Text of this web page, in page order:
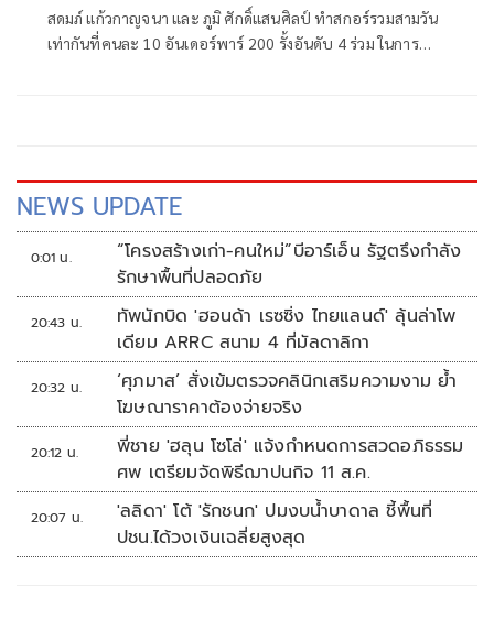
สดมภ์ แก้วกาญจนา และ ภูมิ ศักดิ์แสนศิลป์ ทำสกอร์รวมสามวัน
เท่ากันที่คนละ 10 อันเดอร์พาร์ 200 รั้งอันดับ 4 ร่วม ในการ
NEWS UPDATE
0:01 น.
“โครงสร้างเก่า-คนใหม่”บีอาร์เอ็น รัฐตรึงกำลัง
รักษาพื้นที่ปลอดภัย
20:43 น.
ทัพนักบิด 'ฮอนด้า เรซซิ่ง ไทยแลนด์' ลุ้นล่าโพ
เดียม ARRC สนาม 4 ที่มัลดาลิกา
20:32 น.
‘ศุภมาส’ สั่งเข้มตรวจคลินิกเสริมความงาม ย้ำ
โฆษณาราคาต้องจ่ายจริง
20:12 น.
พี่ชาย 'ฮลุน โซโล่' แจ้งกำหนดการสวดอภิธรรม
ศพ เตรียมจัดพิธีฌาปนกิจ 11 ส.ค.
20:07 น.
'ลลิดา' โต้ 'รักชนก' ปมงบน้ำบาดาล ชี้พื้นที่
ปชน.ได้วงเงินเฉลี่ยสูงสุด